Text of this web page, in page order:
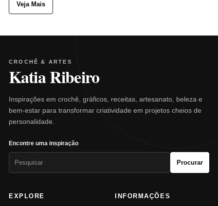
Veja Mais
CROCHÊ & ARTES
Katia Ribeiro
Inspirações em crochê, gráficos, receitas, artesanato, beleza e
bem-estar para transformar criatividade em projetos cheios de
personalidade.
Encontre uma inspiração
Procurar
EXPLORE INFORMAÇÕES